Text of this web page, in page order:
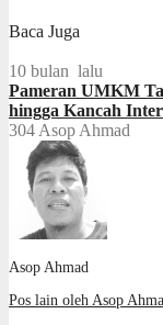
Baca Juga
10 bulan lalu
Pameran UMKM
hingga Kancah
304 Asop Ahmad
Asop Ahmad
Pos lain oleh Asop